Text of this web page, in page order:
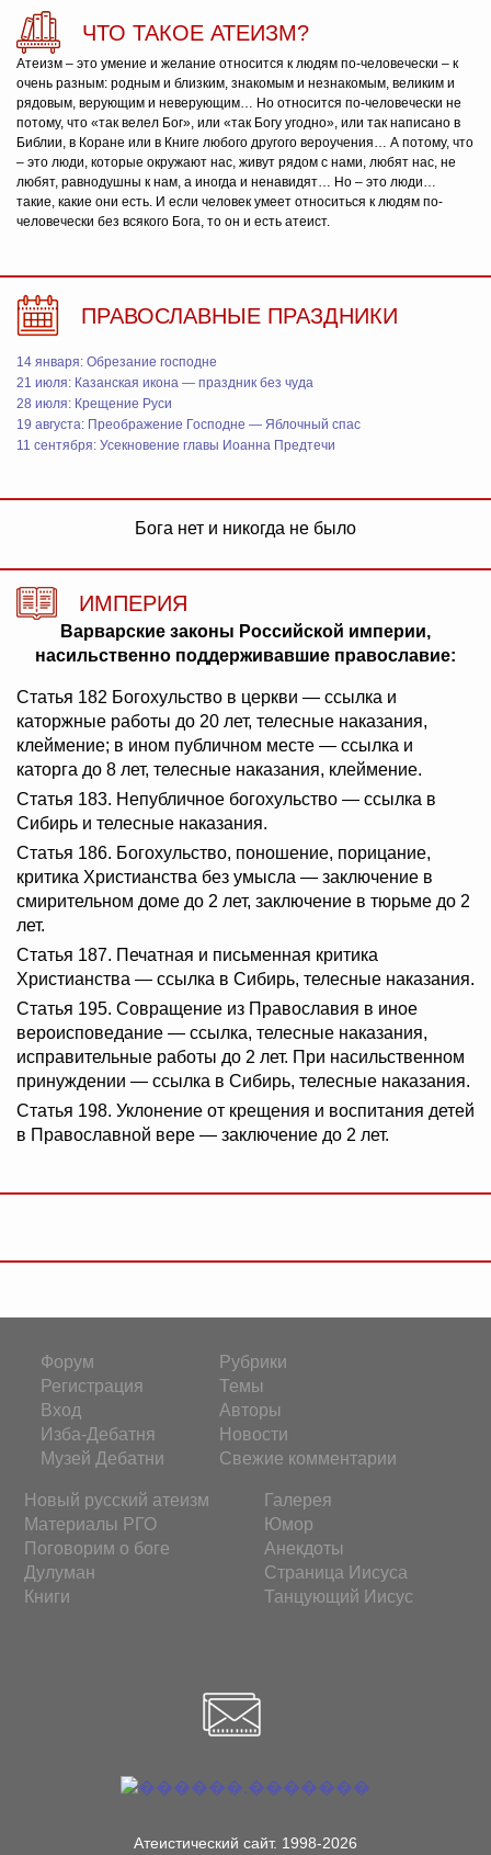
ЧТО ТАКОЕ АТЕИЗМ?
Атеизм – это умение и желание относится к людям по-человечески – к
очень разным: родным и близким, знакомым и незнакомым, великим и
рядовым, верующим и неверующим… Но относится по-человечески не
потому, что «так велел Бог», или «так Богу угодно», или так написано в
Библии, в Коране или в Книге любого другого вероучения… А потому, что
– это люди, которые окружают нас, живут рядом с нами, любят нас, не
любят, равнодушны к нам, а иногда и ненавидят… Но – это люди…
такие, какие они есть. И если человек умеет относиться к людям по-
человечески без всякого Бога, то он и есть атеист.
ПРАВОСЛАВНЫЕ ПРАЗДНИКИ
14 января: Обрезание господне
21 июля: Казанская икона — праздник без чуда
28 июля: Крещение Руси
19 августа: Преображение Господне — Яблочный спас
11 сентября: Усекновение главы Иоанна Предтечи
Бога нет и никогда не было
ИМПЕРИЯ
Варварские законы Российской империи,
насильственно поддерживавшие православие:
Статья 182 Богохульство в церкви — ссылка и
каторжные работы до 20 лет, телесные наказания,
клеймение; в ином публичном месте — ссылка и
каторга до 8 лет, телесные наказания, клеймение.
Статья 183. Непубличное богохульство — ссылка в
Сибирь и телесные наказания.
Статья 186. Богохульство, поношение, порицание,
критика Христианства без умысла — заключение в
смирительном доме до 2 лет, заключение в тюрьме до 2
лет.
Статья 187. Печатная и письменная критика
Христианства — ссылка в Сибирь, телесные наказания.
Статья 195. Совращение из Православия в иное
вероисповедание — ссылка, телесные наказания,
исправительные работы до 2 лет. При насильственном
принуждении — ссылка в Сибирь, телесные наказания.
Статья 198. Уклонение от крещения и воспитания детей
в Православной вере — заключение до 2 лет.
Форум
Регистрация
Вход
Изба-Дебатня
Музей Дебатни
Рубрики
Темы
Авторы
Новости
Свежие комментарии
Новый русский атеизм
Материалы РГО
Поговорим о боге
Дулуман
Книги
Галерея
Юмор
Анекдоты
Страница Иисуса
Танцующий Иисус
Атеистический сайт. 1998-2026